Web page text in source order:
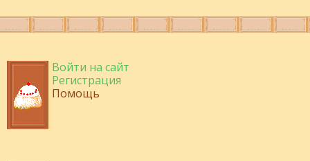
Войти на сайт
Регистрация
Помощь